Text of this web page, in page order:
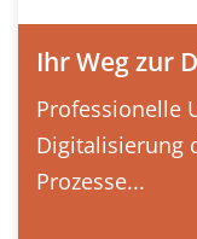
Ihr Weg zur
Professionelle
Digitalisierung
Prozesse...